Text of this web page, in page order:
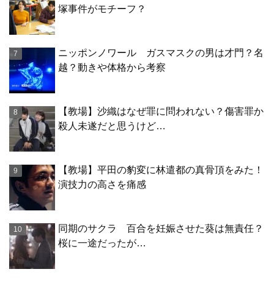
塚事件がモチーフ？
ニッポンノワール ガスマスクの男は才門？名
越？動きや体格から考察
【教場】沙織はなぜ罪に問われない？傷害罪か
殺人未遂だと思うけど…
【教場】平田の豹変に林遣都の真骨頂をみた！
演技力の高さを痛感
同期のサクラ 百合を妊娠させた葵は無責任？
桜に一途だったが…